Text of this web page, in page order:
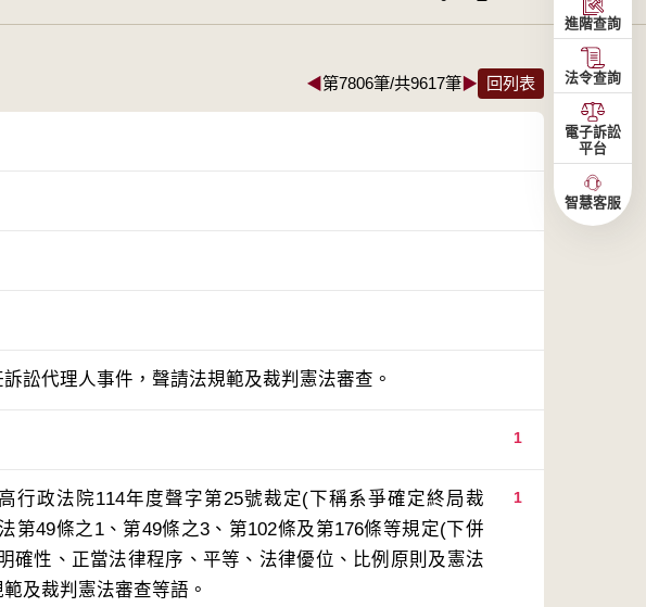
◀第7806筆/共9617筆▶ 回列表
訟代理人事件，聲請法規範及裁判憲法審查。
1
1
行政法院114年度聲字第25號裁定(下稱系爭確定終局裁
第49條之1、第49條之3、第102條及第176條等規定(下併
確性、正當法律程序、平等、法律優位、比例原則及憲法
進階查詢
法令查詢
電子訴訟
平台
智慧客服